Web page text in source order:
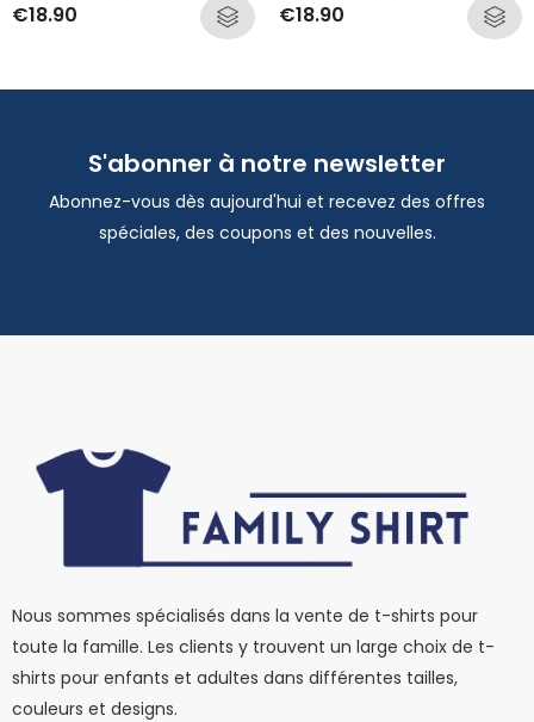
0
€18.90
0
€18.90
S'abonner à notre newsletter
Abonnez-vous dès aujourd'hui et recevez des offres
spéciales, des coupons et des nouvelles.
Nous sommes spécialisés dans la vente de t-shirts pour
toute la famille. Les clients y trouvent un large choix de t-
shirts pour enfants et adultes dans différentes tailles,
couleurs et designs.